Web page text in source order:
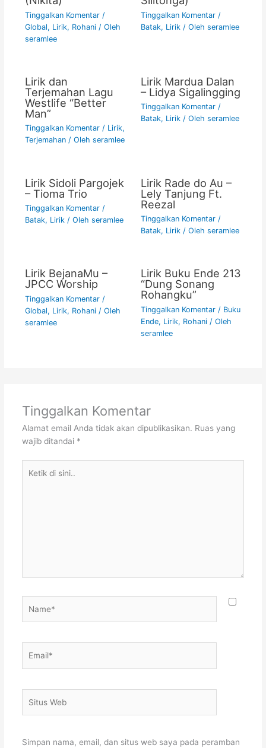
Tinggalkan Komentar /
Global, Lirik, Rohani/ Oleh
seramlee
Tinggalkan Komentar /
Batak, Lirik/ Oleh seramlee
Lirik dan
Terjemahan Lagu
Westlife “Better
Man”
Tinggalkan Komentar / Lirik,
Terjemahan/ Oleh seramlee
Lirik Mardua Dalan
– Lidya Sigalingging
Tinggalkan Komentar /
Batak, Lirik/ Oleh seramlee
Lirik Sidoli Pargojek
– Tioma Trio
Tinggalkan Komentar /
Batak, Lirik/ Oleh seramlee
Lirik Rade do Au –
Lely Tanjung Ft.
Reezal
Tinggalkan Komentar /
Batak, Lirik/ Oleh seramlee
Lirik BejanaMu –
JPCC Worship
Tinggalkan Komentar /
Global, Lirik, Rohani/ Oleh
seramlee
Lirik Buku Ende 213
“Dung Sonang
Rohangku”
Tinggalkan Komentar / Buku
Ende, Lirik, Rohani/ Oleh
seramlee
Tinggalkan Komentar
Alamat email Anda tidak akan dipublikasikan. Ruas yang
wajib ditandai *
Web
Simpan nama, email, dan situs web saya pada peramban